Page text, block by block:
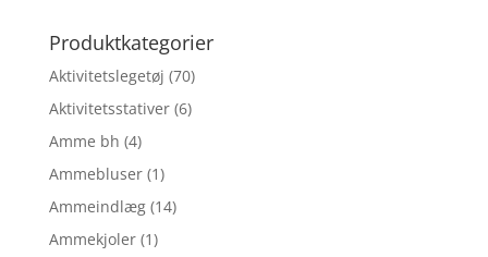
var:
399,00 kr..
er:
Produktkategorier
Aktivitetslegetøj (70)
Aktivitetsstativer (6)
Amme bh (4)
Ammebluser (1)
Ammeindlæg (14)
Ammekjoler (1)